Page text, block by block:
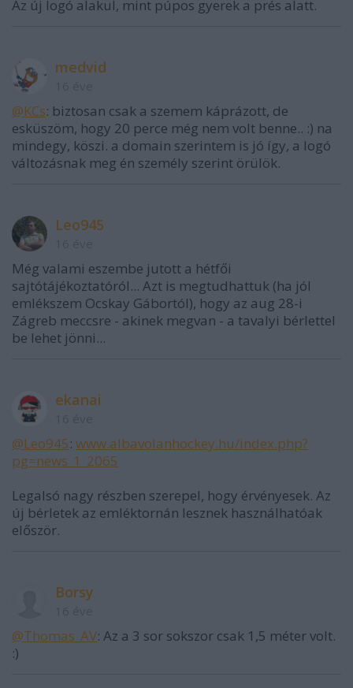
Az új logó alakul, mint púpos gyerek a prés alatt.
medvid
@KCs: biztosan csak a szemem káprázott, de
esküszöm, hogy 20 perce még nem volt benne.. :) na
mindegy, köszi. a domain szerintem is jó így, a logó
változásnak meg én személy szerint örülök.
Leo945
Még valami eszembe jutott a hétfői
sajtótájékoztatóról... Azt is megtudhattuk (ha jól
emlékszem Ocskay Gábortól), hogy az aug 28-i
Zágreb meccsre - akinek megvan - a tavalyi bérlettel
be lehet jönni...
ekanai
@Leo945: www.albavolanhockey.hu/index.php?
pg=news_1_2065
Legalsó nagy részben szerepel, hogy érvényesek. Az
új bérletek az emléktornán lesznek használhatóak
először.
Borsy
@Thomas_AV: Az a 3 sor sokszor csak 1,5 méter volt.
:)